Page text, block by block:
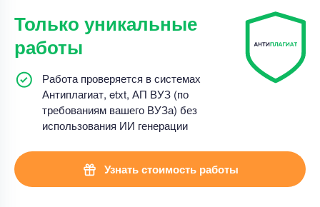
Только уникальные
работы
Работа проверяется в системах
Антиплагиат, etxt, АП ВУЗ (по
требованиям вашего ВУЗа) без
использования ИИ генерации
Узнать стоимость работы